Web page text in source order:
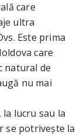
care
ultra
Este prima
care
natural de
nu mai
la lucru sau la
se potrivește la